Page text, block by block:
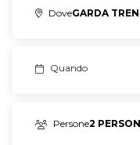
DoveGARDA
Quando
Persone2